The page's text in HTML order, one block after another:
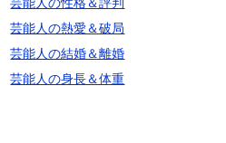
芸能人の熱愛＆破局
芸能人の結婚＆離婚
芸能人の身長＆体重